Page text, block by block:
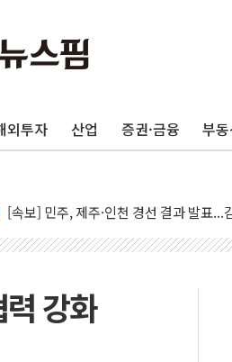
외투자 산업 증권·금융 부
울진·영덕 '호우특보'-포항 '산사태 주의
[종합] 김민석, 정청래에 '0.86%p' 차
김민석, 2주차 제주·인천 경선서 정청래
인사하는 김민석 당대표 후보
[속보] 민주, 인천 경선 결과 발표...김민
[속보] 민주, 제주 경선 결과 발표...김민
美, 이란전 출구전략 만지작…공습 한계·
강릉·동해·삼척 시간당 최대 50㎜ 폭우
강화